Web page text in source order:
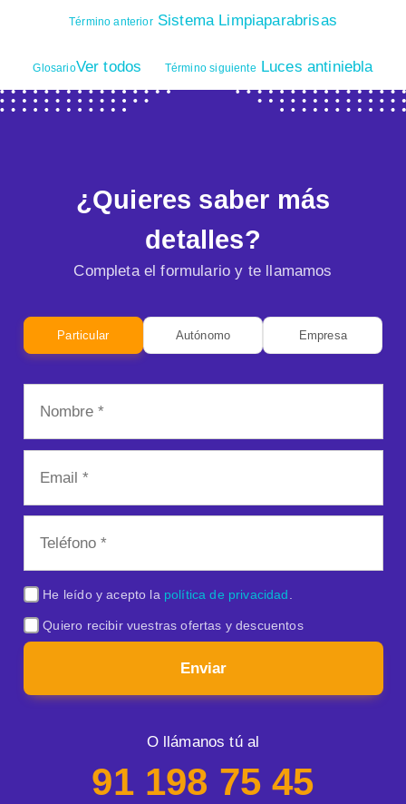
Término anteriorSistema Limpiaparabrisas
GlosarioVer todos Término siguiente Luces antiniebla
¿Quieres saber más
detalles?
Completa el formulario y te llamamos
Particular Autónomo Empresa
He leído y acepto la política de privacidad.
Quiero recibir vuestras ofertas y descuentos
Enviar
O llámanos tú al
91 198 75 45